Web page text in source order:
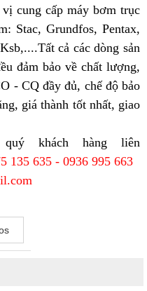
cung cấp máy bơm trục
Stac, Grundfos, Pentax,
cả các dòng sản
đảm bảo về chất lượng,
- CQ đầy đủ, chế độ bảo
giá thành tốt nhất, giao
khách hàng liên
135 635 - 0936 995 663